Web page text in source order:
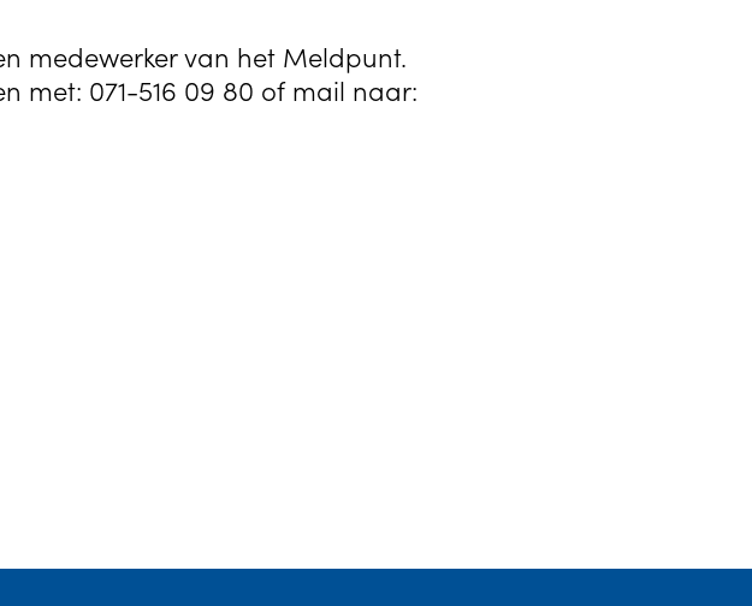
medewerker van het Meldpunt.
met: 071-516 09 80 of mail naar: